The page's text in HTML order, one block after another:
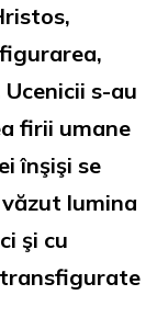
s-au
firii umane
înşişi se
lumina
şi cu